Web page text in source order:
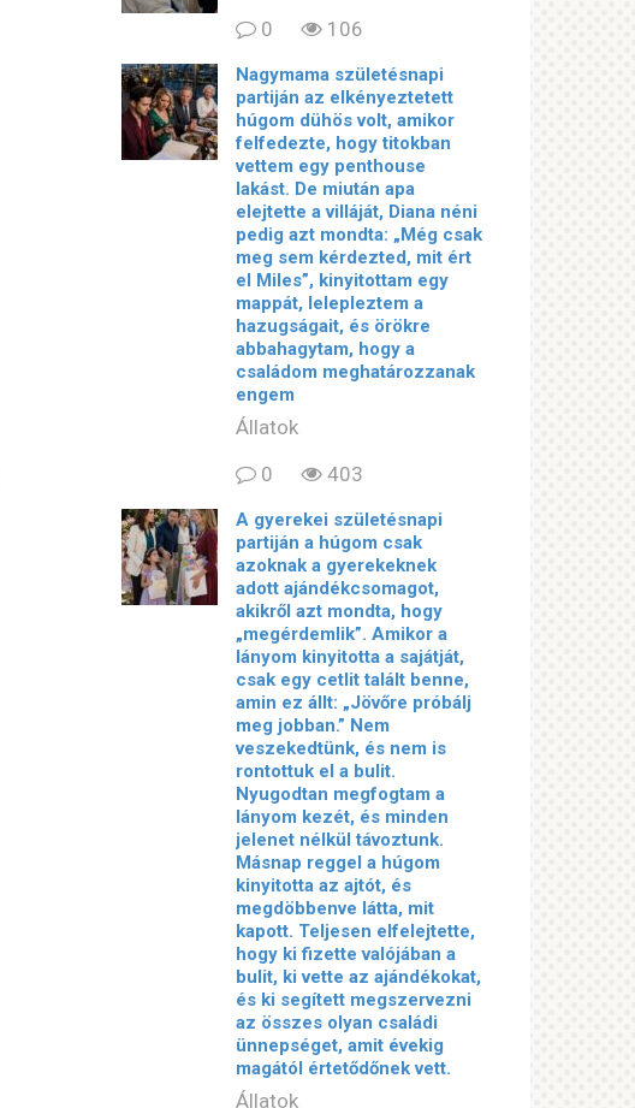
0
106
Nagymama születésnapi
partiján az elkényeztetett
húgom dühös volt, amikor
felfedezte, hogy titokban
vettem egy penthouse
lakást. De miután apa
elejtette a villáját, Diana néni
pedig azt mondta: „Még csak
meg sem kérdezted, mit ért
el Miles”, kinyitottam egy
mappát, lelepleztem a
hazugságait, és örökre
abbahagytam, hogy a
családom meghatározzanak
engem
Állatok
0
403
A gyerekei születésnapi
partiján a húgom csak
azoknak a gyerekeknek
adott ajándékcsomagot,
akikről azt mondta, hogy
„megérdemlik”. Amikor a
lányom kinyitotta a sajátját,
csak egy cetlit talált benne,
amin ez állt: „Jövőre próbálj
meg jobban.” Nem
veszekedtünk, és nem is
rontottuk el a bulit.
Nyugodtan megfogtam a
lányom kezét, és minden
jelenet nélkül távoztunk.
Másnap reggel a húgom
kinyitotta az ajtót, és
megdöbbenve látta, mit
kapott. Teljesen elfelejtette,
hogy ki fizette valójában a
bulit, ki vette az ajándékokat,
és ki segített megszervezni
az összes olyan családi
ünnepséget, amit évekig
magától értetődőnek vett.
Állatok